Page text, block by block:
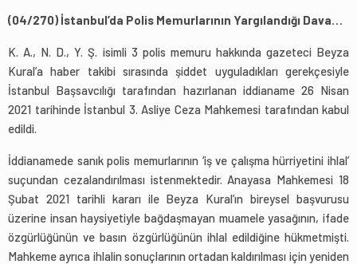
(04/270) İstanbul’da Polis Memurlarının Yargılandığı Dava…
K. A., N. D., Y. Ş. isimli 3 polis memuru hakkında gazeteci Beyza
Kural’a haber takibi sırasında şiddet uyguladıkları gerekçesiyle
İstanbul Başsavcılığı tarafından hazırlanan iddianame 26 Nisan
2021 tarihinde İstanbul 3. Asliye Ceza Mahkemesi tarafından kabul
edildi.
İddianamede sanık polis memurlarının ‘iş ve çalışma hürriyetini ihlal’
suçundan cezalandırılması istenmektedir. Anayasa Mahkemesi 18
Şubat 2021 tarihli kararı ile Beyza Kural’ın bireysel başvurusu
üzerine insan haysiyetiyle bağdaşmayan muamele yasağının, ifade
özgürlüğünün ve basın özgürlüğünün ihlal edildiğine hükmetmişti.
Mahkeme ayrıca ihlalin sonuçlarının ortadan kaldırılması için yeniden